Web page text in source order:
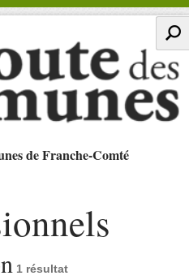
de Franche-Comté
1 résultat